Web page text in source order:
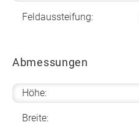
Feldaussteifung:
Abmessungen
Höhe:
Breite: